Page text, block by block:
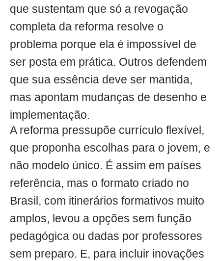
que sustentam que só a revogação
completa da reforma resolve o
problema porque ela é impossível de
ser posta em prática. Outros defendem
que sua essência deve ser mantida,
mas apontam mudanças de desenho e
implementação.
A reforma pressupõe currículo flexível,
que proponha escolhas para o jovem, e
não modelo único. É assim em países
referência, mas o formato criado no
Brasil, com itinerários formativos muito
amplos, levou a opções sem função
pedagógica ou dadas por professores
sem preparo. E, para incluir inovações